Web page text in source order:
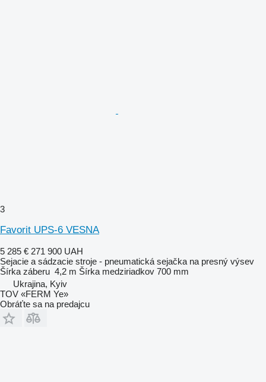
3
Favorit UPS-6 VESNA
5 285 € 271 900 UAH
Sejacie a sádzacie stroje - pneumatická sejačka na presný výsev
Šírka záberu 4,2 m Šírka medziriadkov 700 mm
Ukrajina, Kyiv
TOV «FERM Ye»
Obráťte sa na predajcu